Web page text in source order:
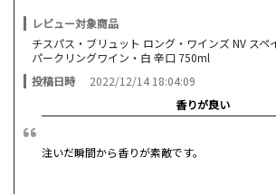
レビュー対象商品
チスパス・ブリュット ロング・ワインズ NV スペ
パークリングワイン・白 辛口 750ml
投稿日時
2022/12/14 18:04:09
香りが良い
注いだ瞬間から香りが素敵です。